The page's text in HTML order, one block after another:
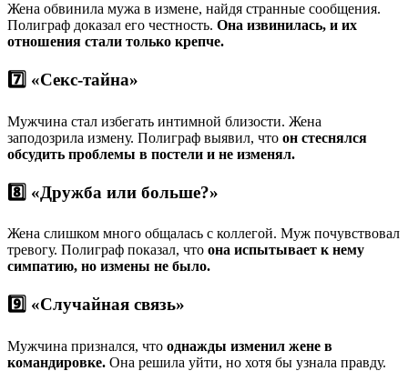
Жена обвинила мужа в измене, найдя странные сообщения.
Полиграф доказал его честность. Она извинилась, и их
отношения стали только крепче.
7️⃣ «Секс-тайна»
Мужчина стал избегать интимной близости. Жена
заподозрила измену. Полиграф выявил, что он стеснялся
обсудить проблемы в постели и не изменял.
8️⃣ «Дружба или больше?»
Жена слишком много общалась с коллегой. Муж почувствовал
тревогу. Полиграф показал, что она испытывает к нему
симпатию, но измены не было.
9️⃣ «Случайная связь»
Мужчина признался, что однажды изменил жене в
командировке. Она решила уйти, но хотя бы узнала правду.